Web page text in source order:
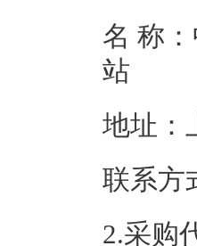
名 称
地址
联系
2.采购